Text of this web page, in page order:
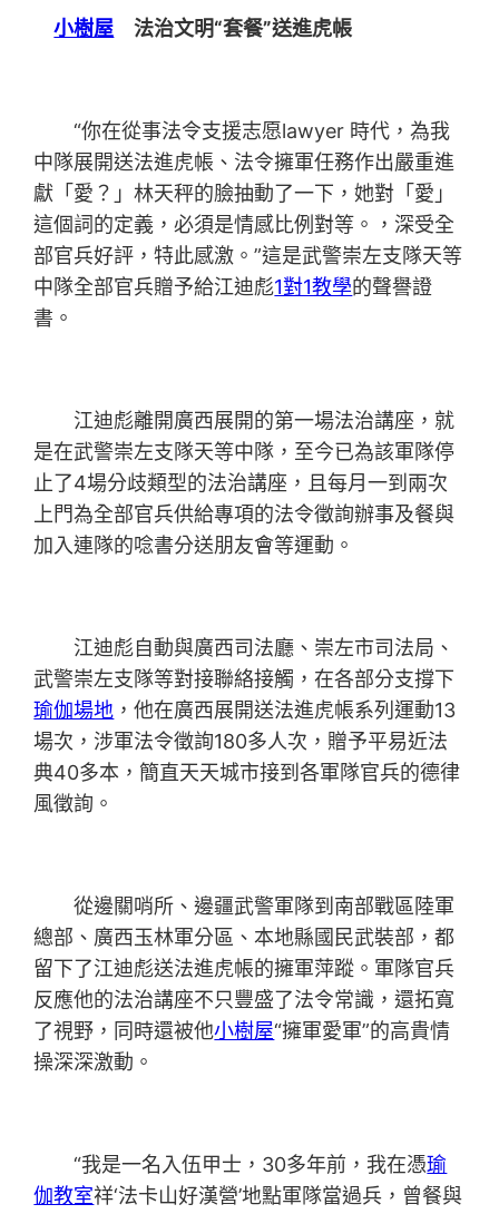
小樹屋 法治文明“套餐”送進虎帳
“你在從事法令支援志愿lawyer 時代，為我
中隊展開送法進虎帳、法令擁軍任務作出嚴重進
獻「愛？」林天秤的臉抽動了一下，她對「愛」
這個詞的定義，必須是情感比例對等。，深受全
部官兵好評，特此感激。”這是武警崇左支隊天等
中隊全部官兵贈予給江迪彪1對1教學的聲譽證
書。
江迪彪離開廣西展開的第一場法治講座，就
是在武警崇左支隊天等中隊，至今已為該軍隊停
止了4場分歧類型的法治講座，且每月一到兩次
上門為全部官兵供給專項的法令徵詢辦事及餐與
加入連隊的唸書分送朋友會等運動。
江迪彪自動與廣西司法廳、崇左市司法局、
武警崇左支隊等對接聯絡接觸，在各部分支撐下
瑜伽場地 ，他在廣西展開送法進虎帳系列運動13
場次，涉軍法令徵詢180多人次，贈予平易近法
典40多本，簡直天天城市接到各軍隊官兵的德律
風徵詢。
從邊關哨所、邊疆武警軍隊到南部戰區陸軍
總部、廣西玉林軍分區、本地縣國民武裝部，都
留下了江迪彪送法進虎帳的擁軍萍蹤。軍隊官兵
反應他的法治講座不只豐盛了法令常識，還拓寬
了視野，同時還被他小樹屋“擁軍愛軍”的高貴情
操深深激動。
“我是一名入伍甲士，30多年前，我在憑瑜
伽教室祥‘法卡山好漢營’地點軍隊當過兵，曾餐與